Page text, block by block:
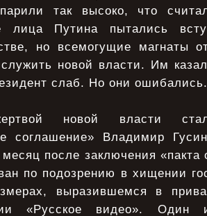
так высоко, что
лица Путина пытались
но всемогущие магнаты
служить новой власти. Им
слаб. Но они ошибались.
новой власти стал
соглашение» Владимир
месяц после заключения
по подозрению в хищении
выразившемся в
«Русское видео». Один